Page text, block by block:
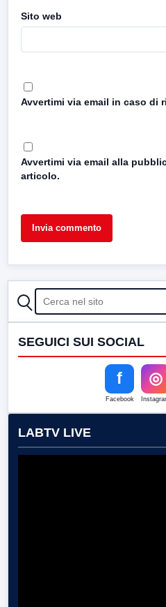
Sito web
Avvertimi via email in caso di
Avvertimi via email alla
articolo.
CERCA
SEGUICI SUI SOCIAL
f
Facebook
◎
LABTV LIVE